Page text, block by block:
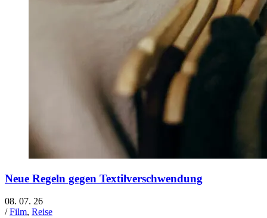
Neue Regeln gegen Textilverschwendung
08. 07. 26
/Film, Reise